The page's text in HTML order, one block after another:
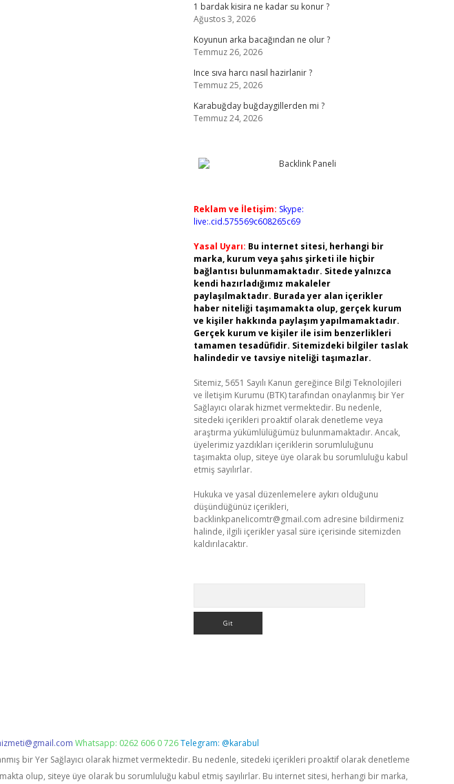
1 bardak kisira ne kadar su konur ?
Ağustos 3, 2026
Koyunun arka bacağından ne olur ?
Temmuz 26, 2026
Ince sıva harcı nasıl hazirlanir ?
Temmuz 25, 2026
Karabuğday buğdaygillerden mi ?
Temmuz 24, 2026
Reklam ve İletişim: Skype:
live:.cid.575569c608265c69
Yasal Uyarı: Bu internet sitesi, herhangi bir
marka, kurum veya şahıs şirketi ile hiçbir
bağlantısı bulunmamaktadır. Sitede yalnızca
kendi hazırladığımız makaleler
paylaşılmaktadır. Burada yer alan içerikler
haber niteliği taşımamakta olup, gerçek kurum
ve kişiler hakkında paylaşım yapılmamaktadır.
Gerçek kurum ve kişiler ile isim benzerlikleri
tamamen tesadüfidir. Sitemizdeki bilgiler taslak
halindedir ve tavsiye niteliği taşımazlar.
Sitemiz, 5651 Sayılı Kanun gereğince Bilgi Teknolojileri
ve İletişim Kurumu (BTK) tarafından onaylanmış bir Yer
Sağlayıcı olarak hizmet vermektedir. Bu nedenle,
sitedeki içerikleri proaktif olarak denetleme veya
araştırma yükümlülüğümüz bulunmamaktadır. Ancak,
üyelerimiz yazdıkları içeriklerin sorumluluğunu
taşımakta olup, siteye üye olarak bu sorumluluğu kabul
etmiş sayılırlar.
Hukuka ve yasal düzenlemelere aykırı olduğunu
düşündüğünüz içerikleri,
backlinkpanelicomtr@gmail.com adresine bildirmeniz
halinde, ilgili içerikler yasal süre içerisinde sitemizden
kaldırılacaktır.
Whatsapp: 0262 606 0 726Telegram: @karabul
bir Yer Sağlayıcı olarak hizmet vermektedir. Bu nedenle, sitedeki içerikleri proaktif olarak denetleme
olup, siteye üye olarak bu sorumluluğu kabul etmiş sayılırlar. Bu internet sitesi, herhangi bir marka,